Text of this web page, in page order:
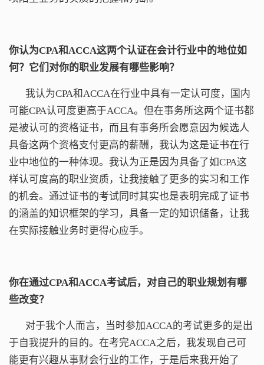
你认为CPA和ACCA这两个认证在会计行业中的地位如
何？它们对你的职业发展有哪些影响？
我认为CPA和ACCA在行业中具有一定认可度，国内
可能CPA认可度更高于ACCA。但在事务所这两个证书都
是被认可的资格证书，而且有事务所会愿意因为候选人
具备这两个资格支付更高的薪酬，我认为这是证书在行
业中地位的一种体现。我认为正是因为具备了如CPA这
样认可度高的职业资质，让我接触了更多的实习和工作
的机会。通过证书的考试同时其实也是表明完成了证书
的涵盖的知识框架的学习，具备一定的知识储备，让我
在实际接触业务时更得心应手。
你在通过CPA和ACCA考试后，对自己的职业规划有哪
些改变？
对于我个人而言，当时参加ACCA的考试更多的是出
于自我提升的目的。在考完ACCA之后，我发现自己可
能更有兴趣从事财会行业的工作，于是后来我开始了